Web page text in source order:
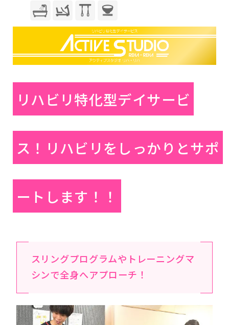
リハビリ特化型デイサービ
ス！リハビリをしっかりとサポ
ートします！！
スリングプログラムやトレーニングマ
シンで全身へアプローチ！